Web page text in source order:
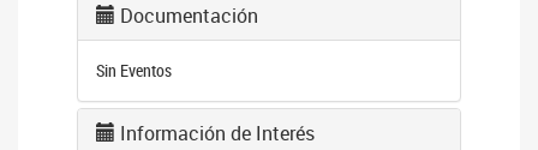
Documentación
Sin Eventos
Información de Interés